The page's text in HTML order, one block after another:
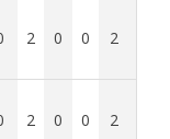
2 0 0 2
2 0 0 2